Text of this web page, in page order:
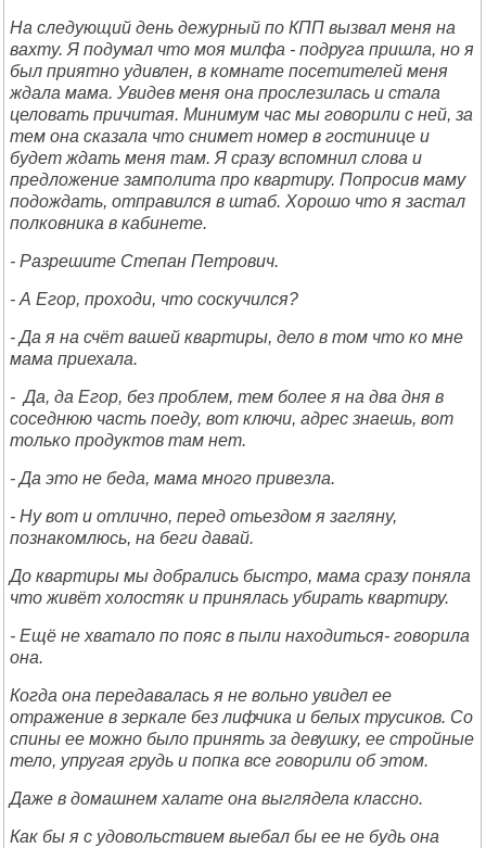
На следующий день дежурный по КПП вызвал меня на
вахту. Я подумал что моя милфа - подруга пришла, но я
был приятно удивлен, в комнате посетителей меня
ждала мама. Увидев меня она прослезилась и стала
целовать причитая. Минимум час мы говорили с ней, за
тем она сказала что снимет номер в гостинице и
будет ждать меня там. Я сразу вспомнил слова и
предложение замполита про квартиру. Попросив маму
подождать, отправился в штаб. Хорошо что я застал
полковника в кабинете.
- Разрешите Степан Петрович.
- А Егор, проходи, что соскучился?
- Да я на счёт вашей квартиры, дело в том что ко мне
мама приехала.
- Да, да Егор, без проблем, тем более я на два дня в
соседнюю часть поеду, вот ключи, адрес знаешь, вот
только продуктов там нет.
- Да это не беда, мама много привезла.
- Ну вот и отлично, перед отьездом я загляну,
познакомлюсь, на беги давай.
До квартиры мы добрались быстро, мама сразу поняла
что живёт холостяк и принялась убирать квартиру.
- Ещё не хватало по пояс в пыли находиться- говорила
она.
Когда она передавалась я не вольно увидел ее
отражение в зеркале без лифчика и белых трусиков. Со
спины ее можно было принять за девушку, ее стройные
тело, упругая грудь и попка все говорили об этом.
Даже в домашнем халате она выглядела классно.
Как бы я с удовольствием выебал бы ее не будь она